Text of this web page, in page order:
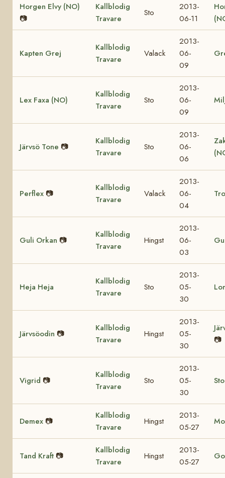
Horgen Elvy (NO)
📷
Kallblodig
Travare
Sto
2013-
06-11
Kapten Grej
Kallblodig
Travare
Valack
2013-
06-
09
Lex Faxa (NO)
Kallblodig
Travare
Sto
2013-
06-
09
Järvsö Tone 📷
Kallblodig
Travare
Sto
2013-
06-
06
Perflex 📷
Kallblodig
Travare
Valack
2013-
06-
04
Guli Orkan 📷
Kallblodig
Travare
Hingst
2013-
06-
03
Heja Heja
Kallblodig
Travare
Sto
2013-
05-
30
Järvsöodin 📷
Kallblodig
Travare
Hingst
2013-
05-
30
📷
Vigrid 📷
Kallblodig
Travare
Sto
2013-
05-
30
Demex 📷
Kallblodig
Travare
Hingst
2013-
05-27
Tand Kraft 📷
Kallblodig
Travare
Hingst
2013-
05-27